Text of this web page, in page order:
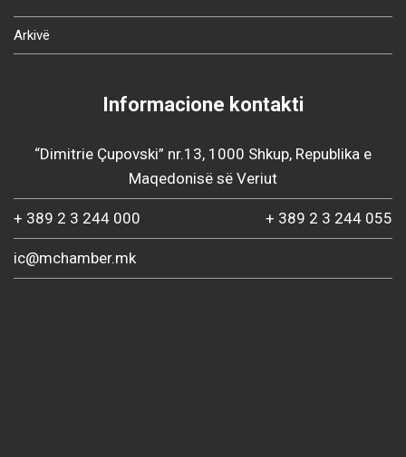
Arkivë
Informacione kontakti
“Dimitrie Çupovski” nr.13, 1000 Shkup, Republika e
Maqedonisë së Veriut
+ 389 2 3 244 000 + 389 2 3 244 055
ic@mchamber.mk